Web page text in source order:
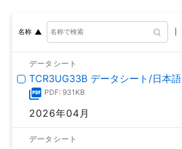
名称
データシート
TCR3UG33B データシート/日本語
PDF: 931KB
2026年04月
データシート